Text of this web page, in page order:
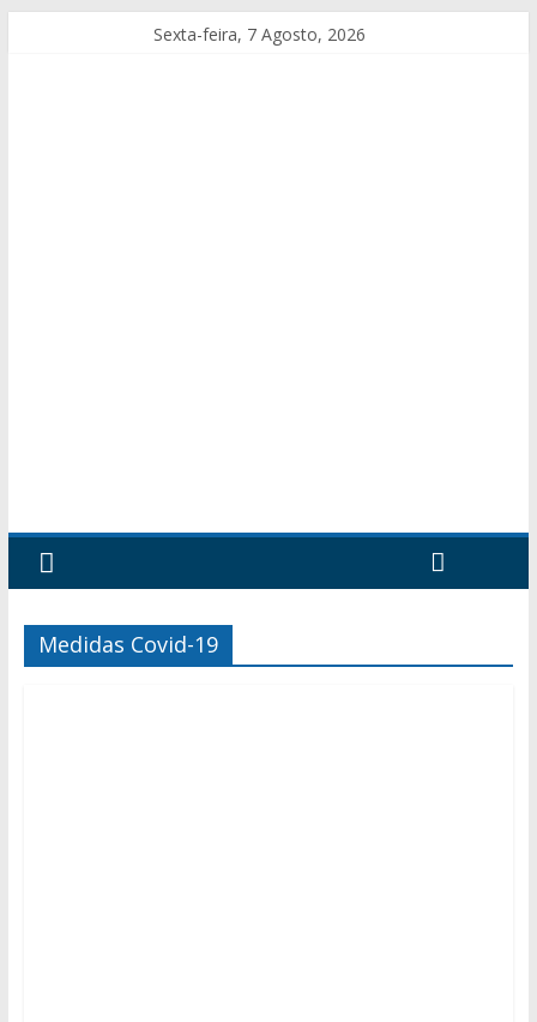
Sexta-feira, 7 Agosto, 2026
Medidas Covid-19